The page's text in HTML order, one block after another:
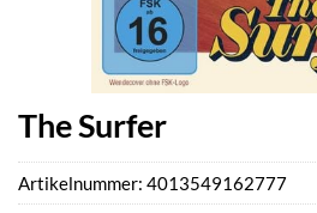
The Surfer
Artikelnummer: 4013549162777